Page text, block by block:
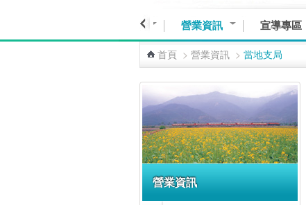
業務與服務 營業資訊 宣導專區
首頁 > 營業資訊 > 當地支局
營業資訊